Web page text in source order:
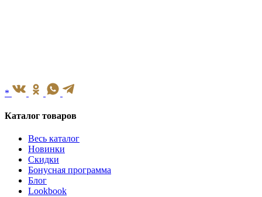
*
Каталог товаров
Весь каталог
Новинки
Скидки
Бонусная программа
Блог
Lookbook